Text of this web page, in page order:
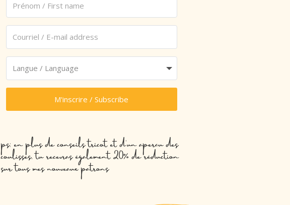
M'inscrire / Subscribe
ps: en plus de conseils tricot et d’un aperçu des
coulisses, tu recevras également 20% de réduction
sur tous mes nouveaux patrons